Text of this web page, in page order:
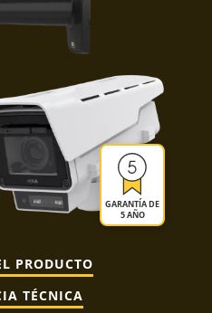
GARANTÍA DE
5 AÑO
PRODUCTO
TÉCNICA